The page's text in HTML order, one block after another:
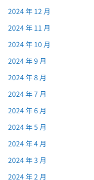
2024 年 12 月
2024 年 11 月
2024 年 10 月
2024 年 9 月
2024 年 8 月
2024 年 7 月
2024 年 6 月
2024 年 5 月
2024 年 4 月
2024 年 3 月
2024 年 2 月